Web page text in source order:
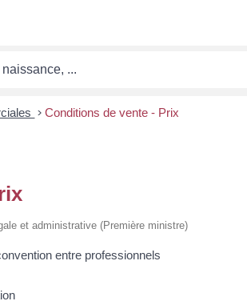
> Conditions de vente - Prix
et administrative (Première ministre)
entre professionnels